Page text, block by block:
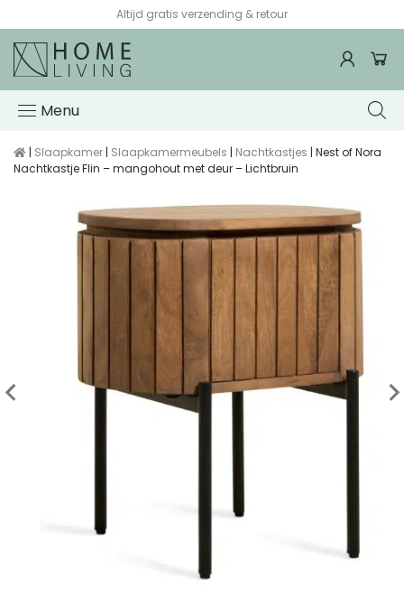
Altijd gratis verzending & retour
Menu
| Slaapkamer | Slaapkamermeubels | Nachtkastjes | Nest of Nora
Nachtkastje Flin – mangohout met deur – Lichtbruin